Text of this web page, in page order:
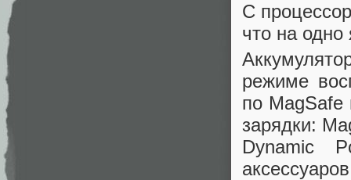
С
что на
режиме
по
зарядки:
Dynamic